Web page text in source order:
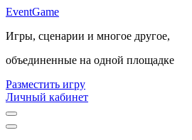
EventGame
Игры, сценарии и многое другое,
объединенные на одной площадке
Разместить игру
Личный кабинет